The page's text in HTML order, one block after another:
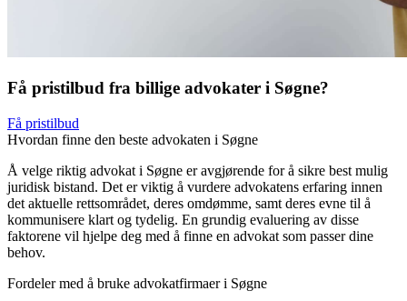
Få pristilbud fra billige advokater i Søgne?
Få pristilbud
Hvordan finne den beste advokaten i Søgne
Å velge riktig advokat i Søgne er avgjørende for å sikre best mulig
juridisk bistand. Det er viktig å vurdere advokatens erfaring innen
det aktuelle rettsområdet, deres omdømme, samt deres evne til å
kommunisere klart og tydelig. En grundig evaluering av disse
faktorene vil hjelpe deg med å finne en advokat som passer dine
behov.
Fordeler med å bruke advokatfirmaer i Søgne